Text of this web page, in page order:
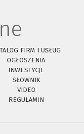
FIRM I USŁUG
OGŁOSZENIA
INWESTYCJE
SŁOWNIK
VIDEO
REGULAMIN